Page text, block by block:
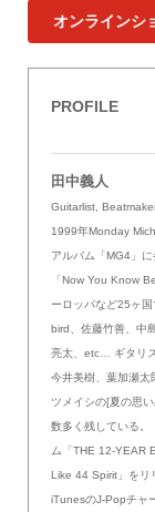
オンラインシ
PROFILE
田中義人
Guitarlist,
1999年Monday
アルバム「MG4」
「Now You Know
ーロッパなど25ヶ
bird、佐藤竹善、中
亮太、etc… ギタリ
今井美樹、葉加瀬
ツメイシの[夏の思
数多く残している
ム「THE 12-YEAR
Like 44 Spirit」をリ
iTunesのJ-Popチャ